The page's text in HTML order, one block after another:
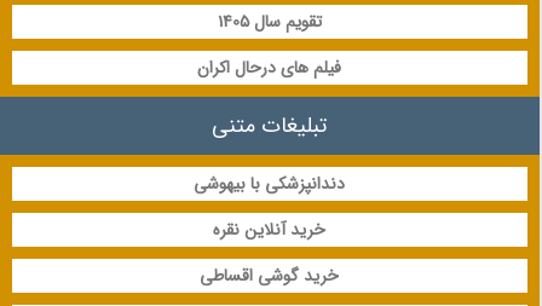
تقویم سال 1405
فیلم های درحال اکران
تبلیغات متنی
دندانپزشکی با بیهوشی
خرید آنلاین نقره
خرید گوشی اقساطی